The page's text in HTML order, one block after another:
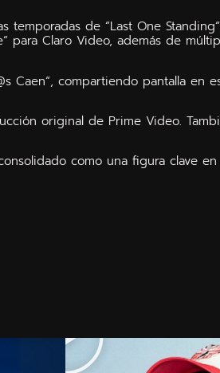
temporadas de “Last One
Claro Video, además de
Caen“, compartiendo pantalla en
original de Prime Video.
como una figura clave